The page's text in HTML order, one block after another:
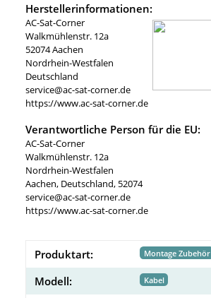
Herstellerinformationen:
AC-Sat-Corner
Walkmühlenstr. 12a
52074 Aachen
Nordrhein-Westfalen
Deutschland
service@ac-sat-corner.de
https://www.ac-sat-corner.de
Verantwortliche Person für die EU:
AC-Sat-Corner
Walkmühlenstr. 12a
Nordrhein-Westfalen
Aachen, Deutschland, 52074
service@ac-sat-corner.de
https://www.ac-sat-corner.de
Produktart: Montage Zubehör
Modell: Kabel